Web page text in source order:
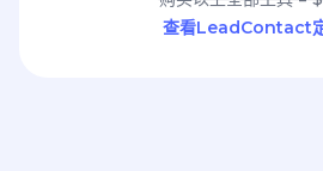
查看LeadContact